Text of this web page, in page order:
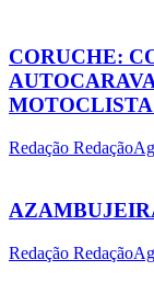
CORUCHE:
MOTOCLISTA
Redação Redação
Redação Redação